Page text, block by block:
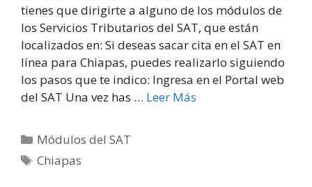
tienes que dirigirte a alguno de los módulos de
los Servicios Tributarios del SAT, que están
localizados en: Si deseas sacar cita en el SAT en
línea para Chiapas, puedes realizarlo siguiendo
los pasos que te indico: Ingresa en el Portal web
del SAT Una vez has … Leer Más
Categorías
Módulos del SAT
Etiquetas
Chiapas